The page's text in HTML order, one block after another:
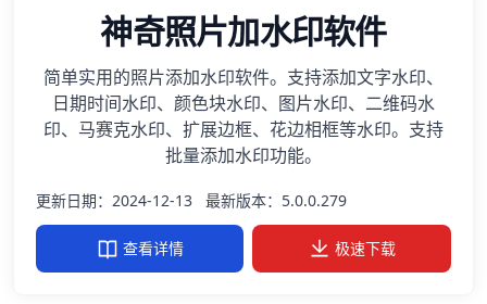
神奇照片加水印软件
简单实用的照片添加水印软件。支持添加文字水印、
日期时间水印、颜色块水印、图片水印、二维码水
印、马赛克水印、扩展边框、花边相框等水印。支持
批量添加水印功能。
更新日期：2024-12-13 最新版本：5.0.0.279
查看详情 极速下载